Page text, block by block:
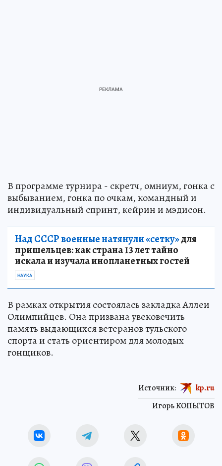
В программе турнира - скретч, омниум, гонка с
выбыванием, гонка по очкам, командный и
индивидуальный спринт, кейрин и мэдисон.
Над СССР военные натянули «сетку»для
пришельцев: как страна 13 лет тайно
искала и изучала инопланетных гостей
НАУКА
В рамках открытия состоялась закладка Аллеи
Олимпийцев. Она призвана увековечить
память выдающихся ветеранов тульского
спорта и стать ориентиром для молодых
гонщиков.
Игорь КОПЫТОВ
Источник: kp.ru